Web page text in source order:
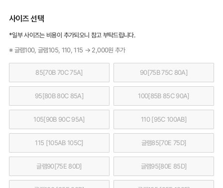
사이즈 선택
*일부 사이즈는 비용이 추가되오니 참고 부탁드립니다.
※ 글램100, 글램105, 110, 115 → 2,000원 추가
85[70B 70C 75A] 90[75B 75C 80A]
95[80B 80C 85A] 100[85B 85C 90A]
105[90B 90C 95A] 110 [95C 100AB]
115 [105AB 105C] 글램85[70E 75D]
글램90[75E 80D] 글램95[80E 85D]